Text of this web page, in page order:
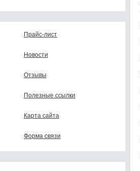
Прайс-лист
Новости
Отзывы
Полезные ссылки
Карта сайта
Форма связи